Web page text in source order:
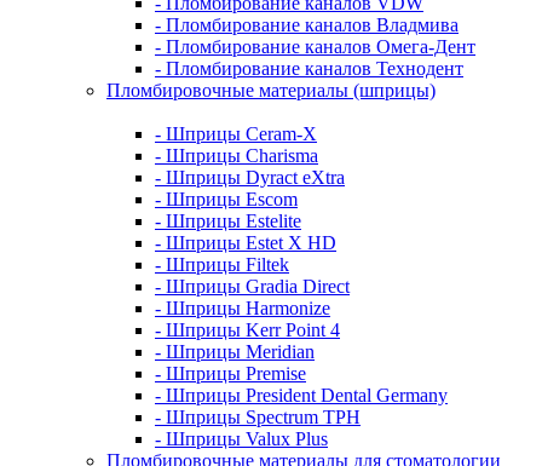
- Пломбирование каналов Владмива
- Пломбирование каналов Омега-Дент
- Пломбирование каналов Технодент
Пломбировочные материалы (шприцы)
- Шприцы Ceram-X
- Шприцы Charisma
- Шприцы Dyract eXtra
- Шприцы Escom
- Шприцы Estelite
- Шприцы Estet X HD
- Шприцы Filtek
- Шприцы Gradia Direct
- Шприцы Harmonize
- Шприцы Kerr Point 4
- Шприцы Meridian
- Шприцы Premise
- Шприцы President Dental Germany
- Шприцы Spectrum TPH
- Шприцы Valux Plus
Пломбировочные материалы для стоматологии